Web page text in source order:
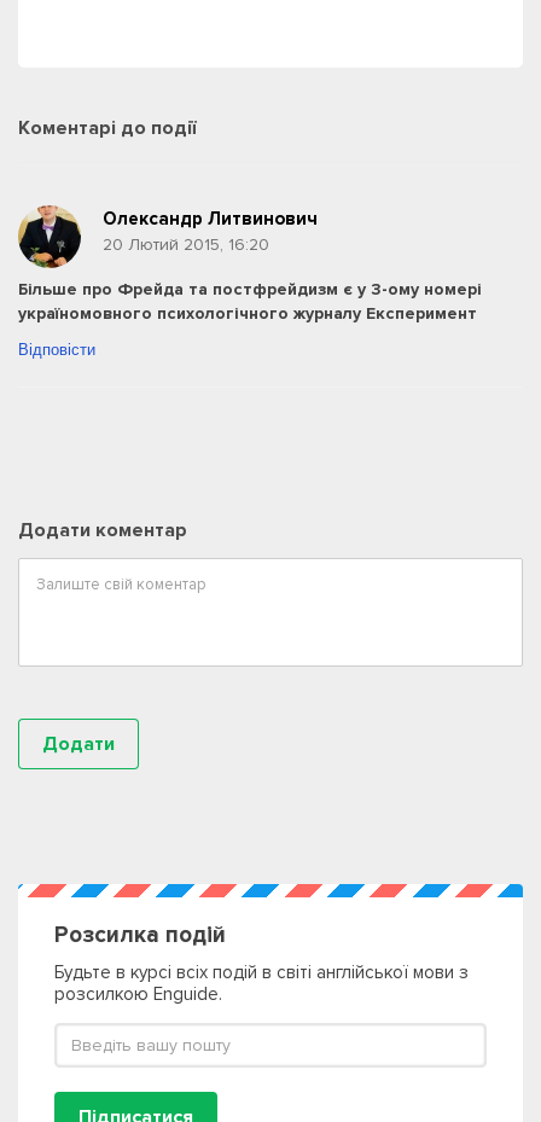
Коментарі до події
Олександр Литвинович
20 Лютий 2015, 16:20
Більше про Фрейда та постфрейдизм є у 3-ому номері
україномовного психологічного журналу Експеримент
Відповісти
Додати коментар
Розсилка подій
Будьте в курсі всіх подій в світі англійської мови з
розсилкою Enguide.